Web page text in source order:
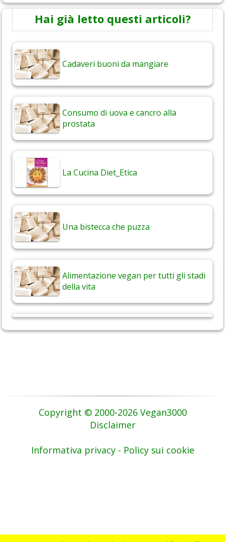
Hai già letto questi articoli?
Cadaveri buoni da mangiare
Consumo di uova e cancro alla
prostata
La Cucina Diet_Etica
Una bistecca che puzza
Alimentazione vegan per tutti gli stadi
della vita
Copyright © 2000-2026 Vegan3000
Disclaimer
Informativa privacy - Policy sui cookie